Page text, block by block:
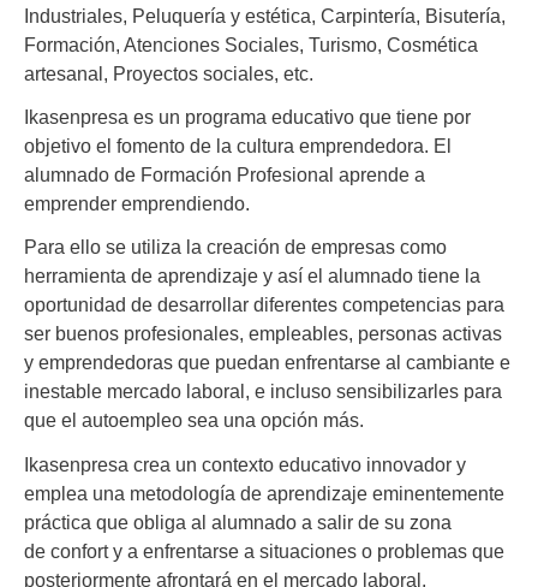
Industriales, Peluquería y estética, Carpintería, Bisutería,
Formación, Atenciones Sociales, Turismo, Cosmética
artesanal, Proyectos sociales, etc.
Ikasenpresa es un programa educativo que tiene por
objetivo el fomento de la cultura emprendedora. El
alumnado de Formación Profesional aprende a
emprender emprendiendo.
Para ello se utiliza la creación de empresas como
herramienta de aprendizaje y así el alumnado tiene la
oportunidad de desarrollar diferentes competencias para
ser buenos profesionales, empleables, personas activas
y emprendedoras que puedan enfrentarse al cambiante e
inestable mercado laboral, e incluso sensibilizarles para
que el autoempleo sea una opción más.
Ikasenpresa crea un contexto educativo innovador y
emplea una metodología de aprendizaje eminentemente
práctica que obliga al alumnado a salir de su zona
de confort y a enfrentarse a situaciones o problemas que
posteriormente afrontará en el mercado laboral.